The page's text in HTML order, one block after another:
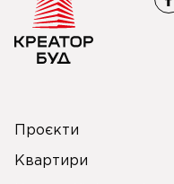
Проєкти
Квартири